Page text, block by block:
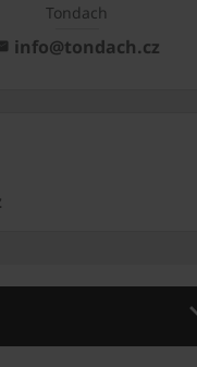
Tondach
info@tondach.cz